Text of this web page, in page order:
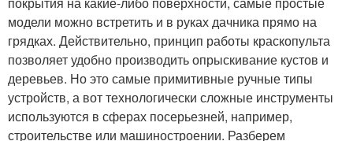
модели можно встретить и в руках дачника прямо на
грядках. Действительно, принцип работы краскопульта
позволяет удобно производить опрыскивание кустов и
деревьев. Но это самые примитивные ручные типы
устройств, а вот технологически сложные инструменты
используются в сферах посерьезней, например,
строительстве или машиностроении. Разберем